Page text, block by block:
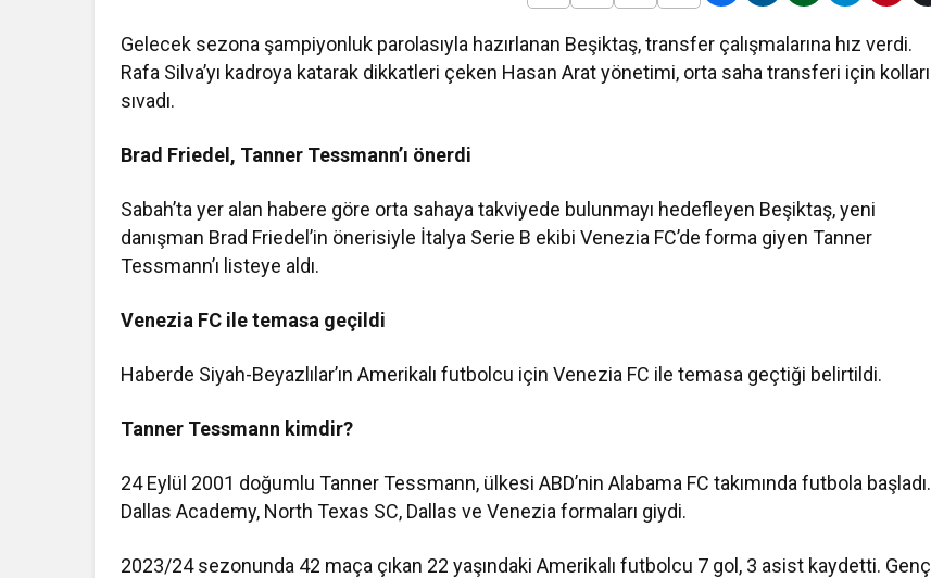
Gelecek sezona şampiyonluk parolasıyla hazırlanan Beşiktaş, transfer çalışmalarına hız verdi.
Rafa Silva’yı kadroya katarak dikkatleri çeken Hasan Arat yönetimi, orta saha transferi için kolları
sıvadı.
Brad Friedel, Tanner Tessmann’ı önerdi
Sabah’ta yer alan habere göre orta sahaya takviyede bulunmayı hedefleyen Beşiktaş, yeni
danışman Brad Friedel’in önerisiyle İtalya Serie B ekibi Venezia FC’de forma giyen Tanner
Tessmann’ı listeye aldı.
Venezia FC ile temasa geçildi
Haberde Siyah-Beyazlılar’ın Amerikalı futbolcu için Venezia FC ile temasa geçtiği belirtildi.
Tanner Tessmann kimdir?
24 Eylül 2001 doğumlu Tanner Tessmann, ülkesi ABD’nin Alabama FC takımında futbola başladı.
Dallas Academy, North Texas SC, Dallas ve Venezia formaları giydi.
2023/24 sezonunda 42 maça çıkan 22 yaşındaki Amerikalı futbolcu 7 gol, 3 asist kaydetti. Genç